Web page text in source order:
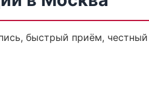
быстрый приём,